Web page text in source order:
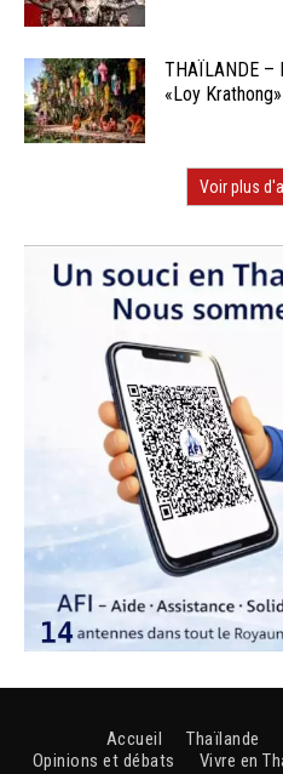
THAÏLANDE –
«Loy
Voir plus
Accueil Thaïlande
Opinions et débats
Vivre en